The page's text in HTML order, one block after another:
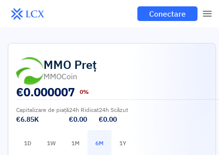
Conectare
MMO Preț
MMOCoin
€0.000007 0%
Capitalizare de piață
€6.85K
24h Ridicat
€0.00
24h Scăzut
€0.00
1D 1W 1M 6M 1Y